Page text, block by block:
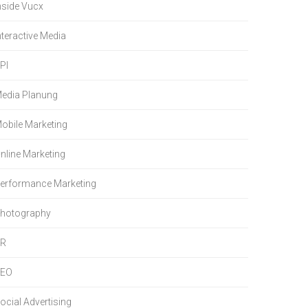
Vucx
Media
Planung
Marketing
Marketing
Marketing
Advertising